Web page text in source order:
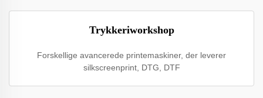
Trykkeriworkshop
Forskellige avancerede printemaskiner, der leverer
silkscreenprint, DTG, DTF